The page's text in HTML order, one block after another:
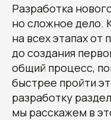
Разработка
но сложное дело.
на всех этапах от
до создания
общий процесс,
быстрее пройти
разработку
мы расскажем в